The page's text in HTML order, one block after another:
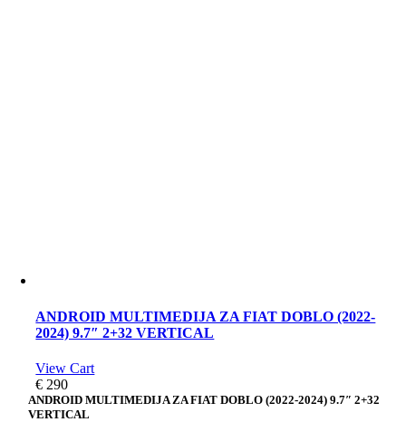
ANDROID MULTIMEDIJA ZA FIAT DOBLO (2022-
2024) 9.7″ 2+32 VERTICAL
View Cart
€ 290
ANDROID MULTIMEDIJA ZA FIAT DOBLO (2022-2024) 9.7″ 2+32
VERTICAL